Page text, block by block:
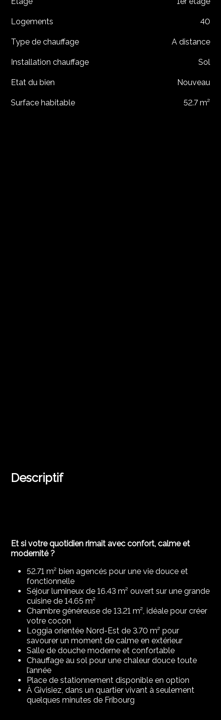
Descriptif
Et si votre quotidien rimait avec confort, calme et
modernité ?
52.71 m² bien agencés pour une vie douce et
fonctionnelle
Séjour lumineux de 16.43 m² ouvert sur une grande
cuisine de 14.65 m²
Chambre généreuse de 13.21 m², idéale pour créer
votre cocon
Loggia orientée Nord-Est de 3.70 m² pour
savourer un moment de calme en extérieur
Salle de douche moderne et confortable
Chauffage au sol pour une chaleur douce toute
l’année
Place de stationnement disponible en option
À Givisiez, dans un quartier vivant à seulement
quelques minutes de Fribourg
Logements 40
Type de chauffage A distance
Installation chauffage Sol
Etat du bien Nouveau
Surface habitable 52.7 m²